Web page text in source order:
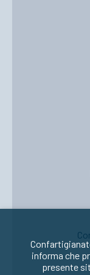
informa che
presente